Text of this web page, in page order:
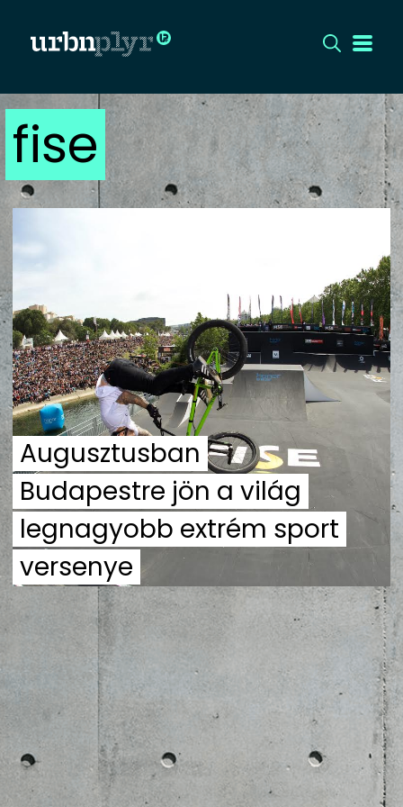
CÍMLAP
DIZÁJN
KULT
UTCA
ZENE
MÉDIAAJÁNLAT
IMPRESSZUM
PR-ARCHÍVUM
ADATKEZELÉSI TÁJÉKOZTATÓ
fise
Augusztusban
Budapestre jön a világ
legnagyobb extrém sport
versenye